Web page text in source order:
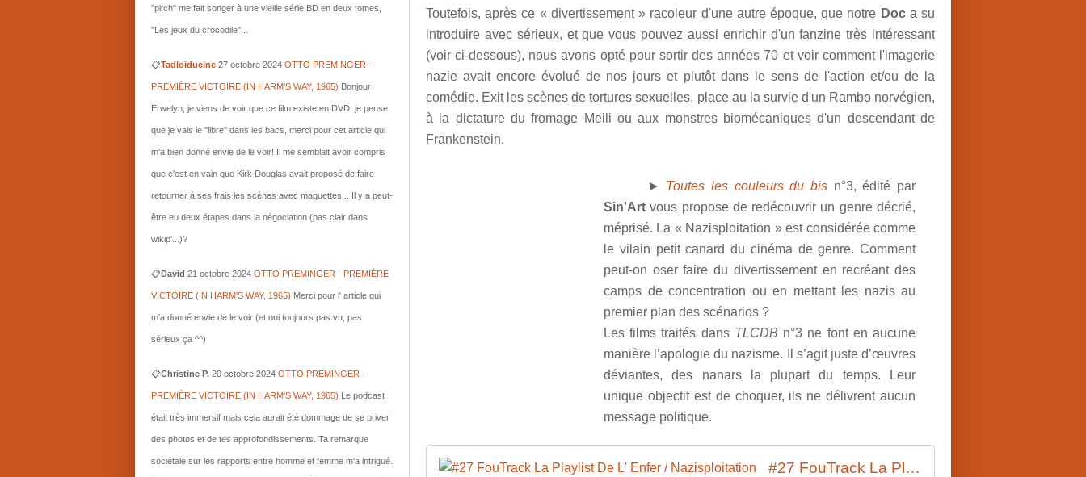
Toutefois, après ce « divertissement » racoleur d'une autre époque, que notre Doca su
introduire avec sérieux, et que vous pouvez aussi enrichir d'un fanzine très intéressant
(voir ci-dessous), nous avons opté pour sortir des années 70 et voir comment l'imagerie
nazie avait encore évolué de nos jours et plutôt dans le sens de l'action et/ou de la
comédie. Exit les scènes de tortures sexuelles, place au la survie d'un Rambo norvégien,
à la dictature du fromage Meili ou aux monstres biomécaniques d'un descendant de
Frankenstein.
► Toutes les couleurs du bis n°3, édité par
Sin'Art vous propose de redécouvrir un genre décrié,
méprisé. La « Nazisploitation » est considérée comme
le vilain petit canard du cinéma de genre. Comment
peut-on oser faire du divertissement en recréant des
camps de concentration ou en mettant les nazis au
premier plan des scénarios ?
Les films traités dans TLCDB n°3 ne font en aucune
manière l’apologie du nazisme. Il s’agit juste d’œuvres
déviantes, des nanars la plupart du temps. Leur
unique objectif est de choquer, ils ne délivrent aucun
message politique.
#27 FouTrack La Playlist De L' Enfer / Nazisploitation
"pitch" me fait songer à une vieille série BD en deux tomes,
"Les jeux du crocodile"...
📋Tadloiducine 27 octobre 2024 OTTO PREMINGER -
PREMIÈRE VICTOIRE (IN HARM'S WAY, 1965) Bonjour
Erwelyn, je viens de voir que ce film existe en DVD, je pense
que je vais le "libre" dans les bacs, merci pour cet article qui
m'a bien donné envie de le voir! Il me semblait avoir compris
que c'est en vain que Kirk Douglas avait proposé de faire
retourner à ses frais les scènes avec maquettes... Il y a peut-
être eu deux étapes dans la négociation (pas clair dans
wikip'...)?
📋David 21 octobre 2024 OTTO PREMINGER - PREMIÈRE
VICTOIRE (IN HARM'S WAY, 1965) Merci pour l' article qui
m'a donné envie de le voir (et oui toujours pas vu, pas
sérieux ça ^^)
📋Christine P. 20 octobre 2024 OTTO PREMINGER -
PREMIÈRE VICTOIRE (IN HARM'S WAY, 1965) Le podcast
était très immersif mais cela aurait été dommage de se priver
des photos et de tes approfondissements. Ta remarque
sociétale sur les rapports entre homme et femme m'a intrigué.